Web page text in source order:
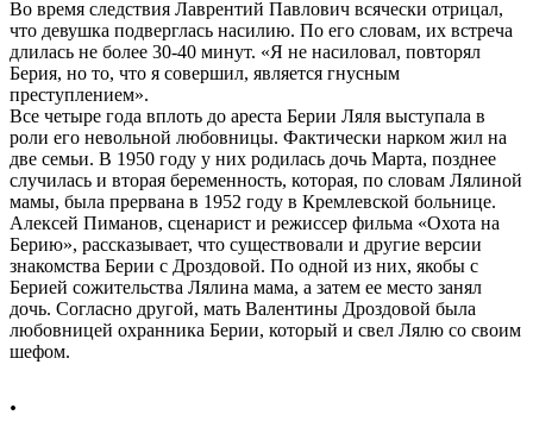
Во время следствия Лаврентий Павлович всячески отрицал,
что девушка подверглась насилию. По его словам, их встреча
длилась не более 30-40 минут. «Я не насиловал, повторял
Берия, но то, что я совершил, является гнусным
преступлением».
Все четыре года вплоть до ареста Берии Ляля выступала в
роли его невольной любовницы. Фактически нарком жил на
две семьи. В 1950 году у них родилась дочь Марта, позднее
случилась и вторая беременность, которая, по словам Лялиной
мамы, была прервана в 1952 году в Кремлевской больнице.
Алексей Пиманов, сценарист и режиссер фильма «Охота на
Берию», рассказывает, что существовали и другие версии
знакомства Берии с Дроздовой. По одной из них, якобы с
Берией сожительства Лялина мама, а затем ее место занял
дочь. Согласно другой, мать Валентины Дроздовой была
любовницей охранника Берии, который и свел Лялю со своим
шефом.
.